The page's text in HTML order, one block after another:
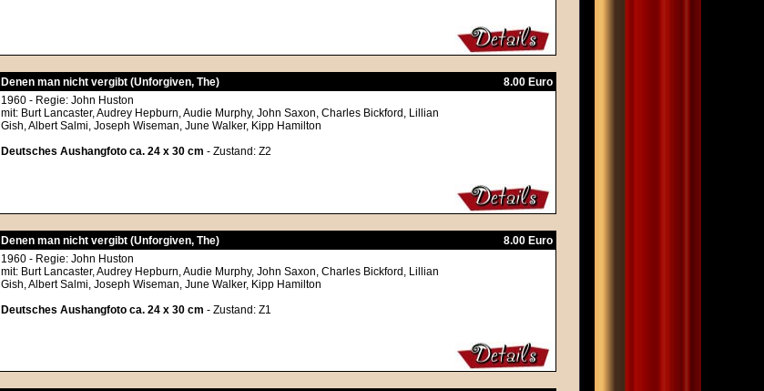
Denen man nicht vergibt (Unforgiven, The)
8.00 Euro
1960 - Regie: John Huston
mit: Burt Lancaster, Audrey Hepburn, Audie Murphy, John Saxon, Charles Bickford, Lillian
Gish, Albert Salmi, Joseph Wiseman, June Walker, Kipp Hamilton
Deutsches Aushangfoto ca. 24 x 30 cm - Zustand: Z2
Denen man nicht vergibt (Unforgiven, The)
8.00 Euro
1960 - Regie: John Huston
mit: Burt Lancaster, Audrey Hepburn, Audie Murphy, John Saxon, Charles Bickford, Lillian
Gish, Albert Salmi, Joseph Wiseman, June Walker, Kipp Hamilton
Deutsches Aushangfoto ca. 24 x 30 cm - Zustand: Z1